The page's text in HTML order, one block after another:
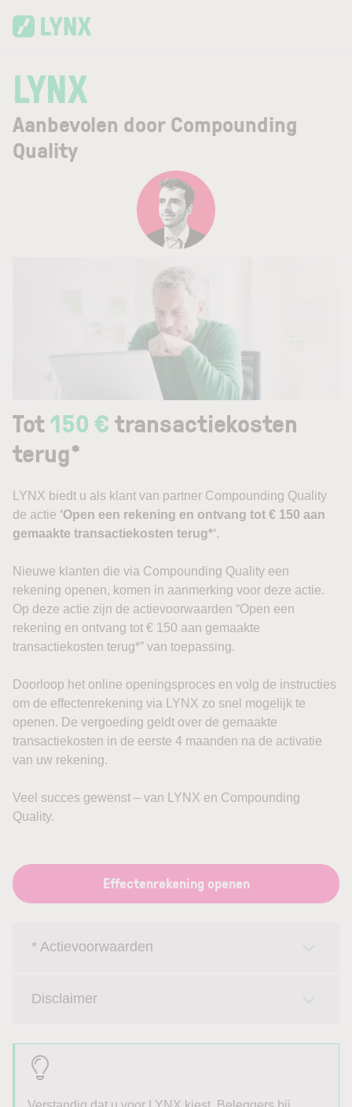
LYNX
Aanbevolen door Compounding
Quality
Tot150 €­transactiekosten
terug*
LYNX biedt u als klant van partner Compounding Quality
de actie ‘Open een rekening en ontvang tot € 150 aan
gemaakte transactiekosten terug*‘.
Nieuwe klanten die via Compounding Quality een
rekening openen, komen in aanmerking voor deze actie.
Op deze actie zijn de actievoorwaarden “Open een
rekening en ontvang tot € 150 aan gemaakte
transactiekosten terug*” van toepassing.
Doorloop het online openingsproces en volg de instructies
om de effectenrekening via LYNX zo snel mogelijk te
openen. De vergoeding geldt over de gemaakte
transactiekosten in de eerste 4 maanden na de activatie
van uw rekening.
Veel succes gewenst – van LYNX en Compounding
Quality.
Effectenrekening openen
* Actievoorwaarden
Disclaimer